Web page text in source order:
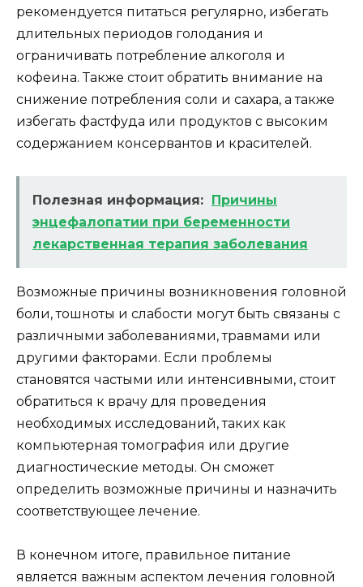
рекомендуется питаться регулярно, избегать
длительных периодов голодания и
ограничивать потребление алкоголя и
кофеина. Также стоит обратить внимание на
снижение потребления соли и сахара, а также
избегать фастфуда или продуктов с высоким
содержанием консервантов и красителей.
Полезная информация: Причины
энцефалопатии при беременности
лекарственная терапия заболевания
Возможные причины возникновения головной
боли, тошноты и слабости могут быть связаны с
различными заболеваниями, травмами или
другими факторами. Если проблемы
становятся частыми или интенсивными, стоит
обратиться к врачу для проведения
необходимых исследований, таких как
компьютерная томография или другие
диагностические методы. Он сможет
определить возможные причины и назначить
соответствующее лечение.
В конечном итоге, правильное питание
является важным аспектом лечения головной